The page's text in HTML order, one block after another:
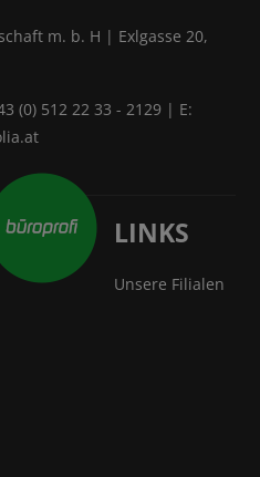
m. b. H | Exlgasse 20,
(0) 512 22 33 - 2129 | E:
LINKS
Unsere Filialen